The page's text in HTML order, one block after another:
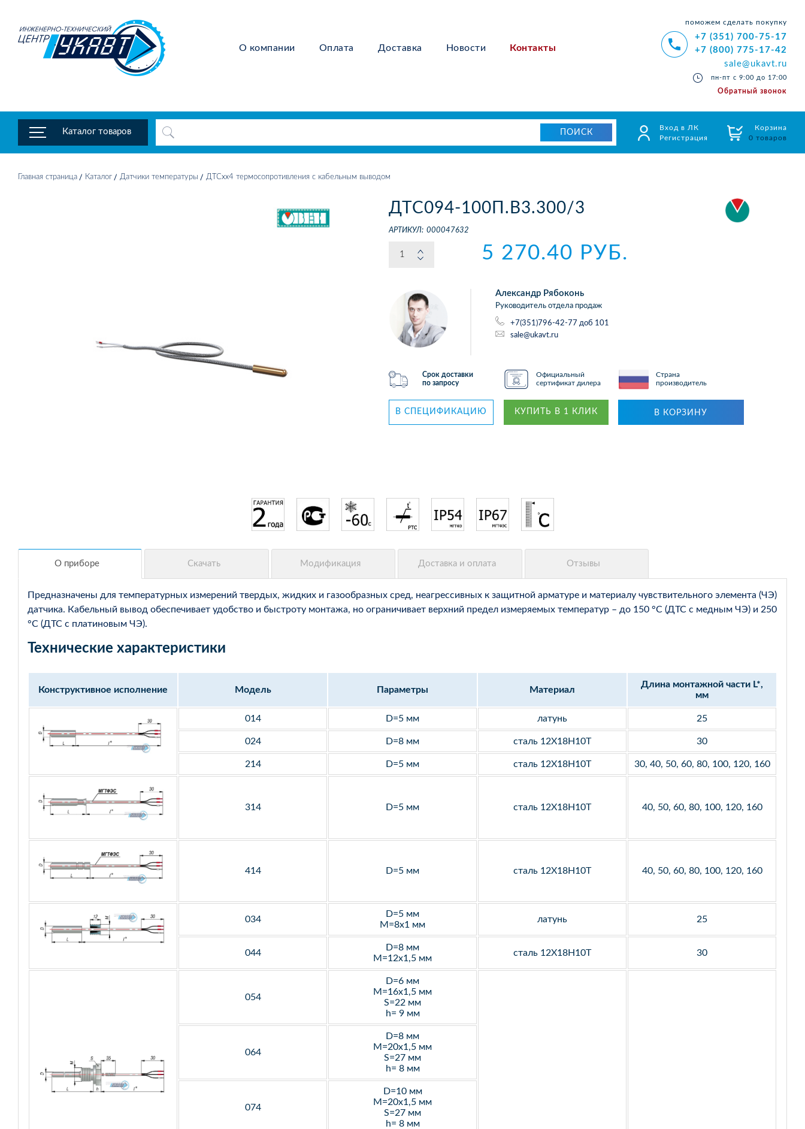
О компании Оплата Доставка Новости Контакты
поможем сделать покупку
+7 (351) 700-75-17
+7 (800) 775-17-42
sale@ukavt.ru
пн-пт с 9:00 до 17:00
Обратный звонок
Каталог товаров
Вход в ЛК
Регистрация
Корзина
0 товаров
Главная страница Каталог Датчики температуры ДТСхх4 термосопротивления с кабельным выводом
ДТС094-100П.В3.300/3
АРТИКУЛ: 000047632
5 270.40 РУБ.
Александр Рябоконь
Руководитель отдела продаж
+7(351)796-42-77 доб 101
sale@ukavt.ru
Срок доставки
по запросу
Официальный
сертификат дилера
Страна
производитель
В СПЕЦИФИКАЦИЮ КУПИТЬ В 1 КЛИК В КОРЗИНУ
Предназначены для температурных измерений твердых, жидких и газообразных сред, неагрессивных к защитной арматуре и материалу чувствительного элемента (ЧЭ)
датчика. Кабельный вывод обеспечивает удобство и быстроту монтажа, но ограничивает верхний предел измеряемых температур – до 150 °С (ДТС с медным ЧЭ) и 250
°С (ДТС с платиновым ЧЭ).
Технические характеристики
Конструктивное исполнение Модель Параметры Материал
Длина монтажной части L*,
мм
014 D=5 мм латунь 25
024 D=8 мм сталь 12Х18Н10Т 30
214 D=5 мм сталь 12Х18Н10Т 30, 40, 50, 60, 80, 100, 120, 160
314 D=5 мм сталь 12Х18Н10Т 40, 50, 60, 80, 100, 120, 160
414 D=5 мм сталь 12Х18Н10Т 40, 50, 60, 80, 100, 120, 160
034
D=5 мм
M=8х1 мм
латунь 25
044
D=8 мм
M=12х1,5 мм
сталь 12Х18Н10Т 30
054
D=6 мм
M=16х1,5 мм
S=22 мм
h= 9 мм
064
D=8 мм
M=20х1,5 мм
S=27 мм
h= 8 мм
074
D=10 мм
M=20х1,5 мм
S=27 мм
h= 8 мм